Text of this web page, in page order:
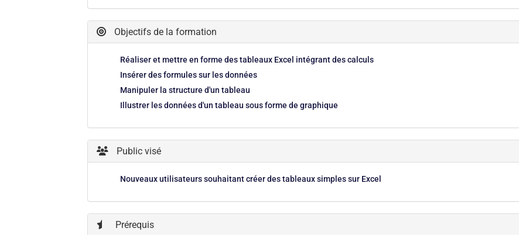
Objectifs de la formation
Réaliser et mettre en forme des tableaux Excel intégrant des calculs
Insérer des formules sur les données
Manipuler la structure d'un tableau
Illustrer les données d'un tableau sous forme de graphique
Public visé
Nouveaux utilisateurs souhaitant créer des tableaux simples sur Excel
Prérequis